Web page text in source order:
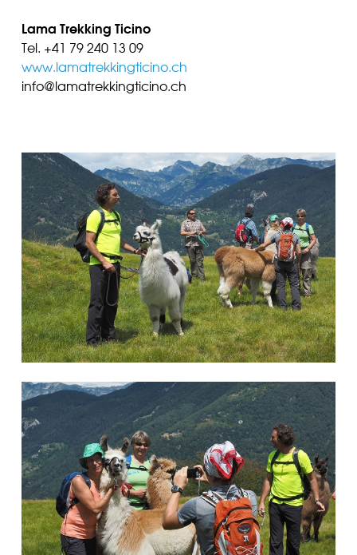
Lama Trekking Ticino
Tel. +41 79 240 13 09
www.lamatrekkingticino.ch
info@lamatrekkingticino.ch